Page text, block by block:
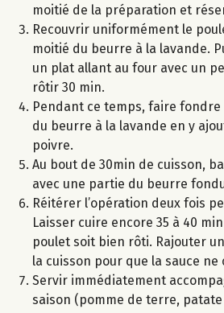
moitié de la préparation et
Recouvrir uniformément le
moitié du beurre à la lavande.
un plat allant au four avec un
rôtir 30 min.
Pendant ce temps, faire fondre
du beurre à la lavande en y
poivre.
Au bout de 30min de cuisson,
avec une partie du beurre
Réitérer l’opération deux fois
Laisser cuire encore 35 à 40
poulet soit bien rôti. Rajouter
la cuisson pour que la sauce
Servir immédiatement
saison (pomme de terre,